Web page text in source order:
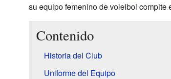
su equipo femenino de voleibol compite
Contenido
Historia del Club
Uniforme del Equipo